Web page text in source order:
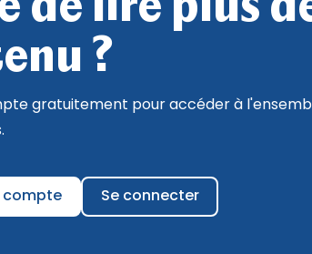
?
gratuitement pour accéder à
compte Se connecter